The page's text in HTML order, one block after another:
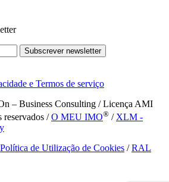
Subscrever newsletter
e Termos de serviço
– Business Consulting / Licença AMI
reservados /O MEU IMO® / XLM -
Política de Utilização de Cookies /RAL